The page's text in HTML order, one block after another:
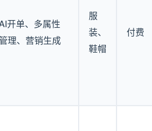
开单、多属性
理、营销生成
服
装、
鞋帽
付费